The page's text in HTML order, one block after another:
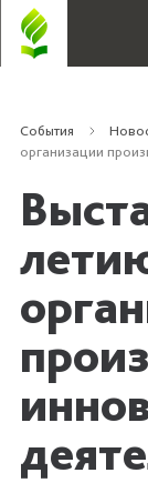
События
организации